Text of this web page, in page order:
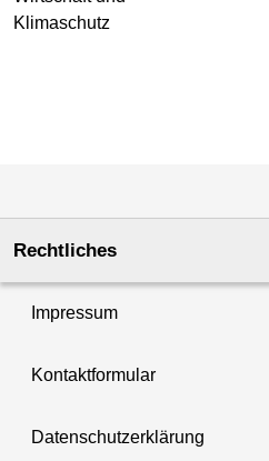
Rechtliches
Impressum
Kontaktformular
Datenschutzerklärung